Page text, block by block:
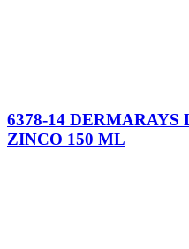
6378-14 DERMARAYS
ZINCO 150 ML